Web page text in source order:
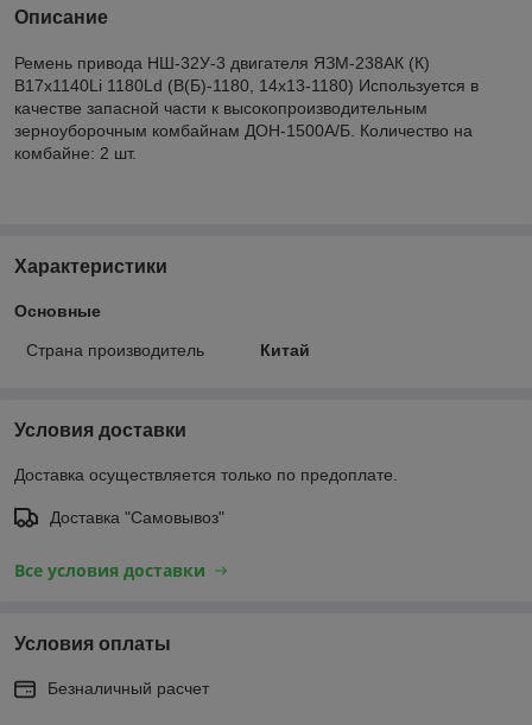
Описание
Ремень привода НШ-32У-3 двигателя ЯЗМ-238АК (К)
B17х1140Li 1180Ld (B(Б)-1180, 14х13-1180) Используется в
качестве запасной части к высокопроизводительным
зерноуборочным комбайнам ДОН-1500А/Б. Количество на
комбайне: 2 шт.
Характеристики
Основные
Страна производитель Китай
Условия доставки
Доставка осуществляется только по предоплате.
Доставка "Самовывоз"
Все условия доставки
Условия оплаты
Безналичный расчет